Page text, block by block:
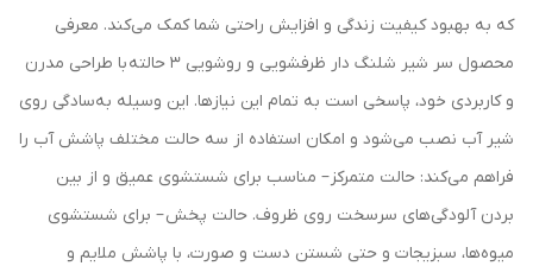
که به بهبود کیفیت زندگی و افزایش راحتی شما کمک می‌کند. معرفی
محصول سر شیر شلنگ دار ظرفشویی و روشویی 3 حالته با طراحی مدرن
و کاربردی خود، پاسخی است به تمام این نیازها. این وسیله به‌سادگی روی
شیر آب نصب می‌شود و امکان استفاده از سه حالت مختلف پاشش آب را
فراهم می‌کند: حالت متمرکز – مناسب برای شستشوی عمیق و از بین
بردن آلودگی‌های سرسخت روی ظروف. حالت پخش – برای شستشوی
میوه‌ها، سبزیجات و حتی شستن دست و صورت، با پاشش ملایم و